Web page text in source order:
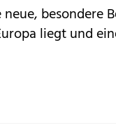
besondere
liegt und